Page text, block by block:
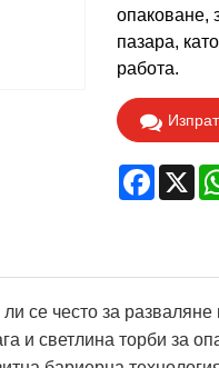
опаковане,
пазара,
работа.
Facebook
се често за
и светлина торби за